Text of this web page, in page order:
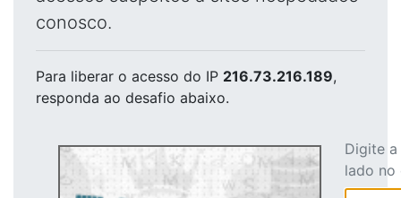
conosco.
Para liberar o acesso do IP 216.73.216.189,
responda ao desafio abaixo.
Digite
lado no